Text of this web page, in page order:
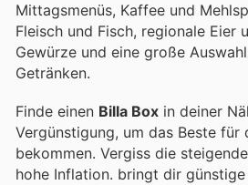
Mittagsmenüs, Kaffee und
Fleisch und Fisch, regionale Eier
Gewürze und eine große
Getränken.
Finde einen Billa Box in deiner
Vergünstigung, um das Beste für
bekommen. Vergiss die
hohe Inflation. bringt dir